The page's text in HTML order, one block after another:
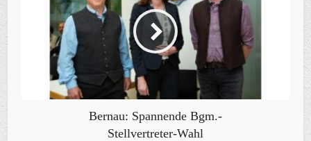
Bernau: Spannende Bgm.-
Stellvertreter-Wahl